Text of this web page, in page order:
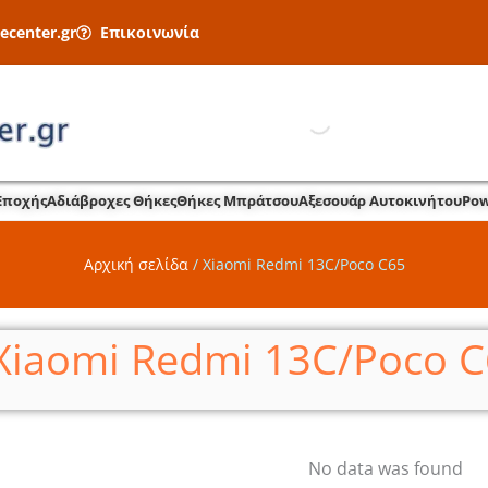
Επικοινωνία
Αδιάβροχες ΘήκεςΘήκες ΜπράτσουΑξεσουάρ Αυτοκινήτου
Αρχική σελίδα/ Xiaomi Redmi 13C/Poco C65
Redmi 13C/Poco
No data was found